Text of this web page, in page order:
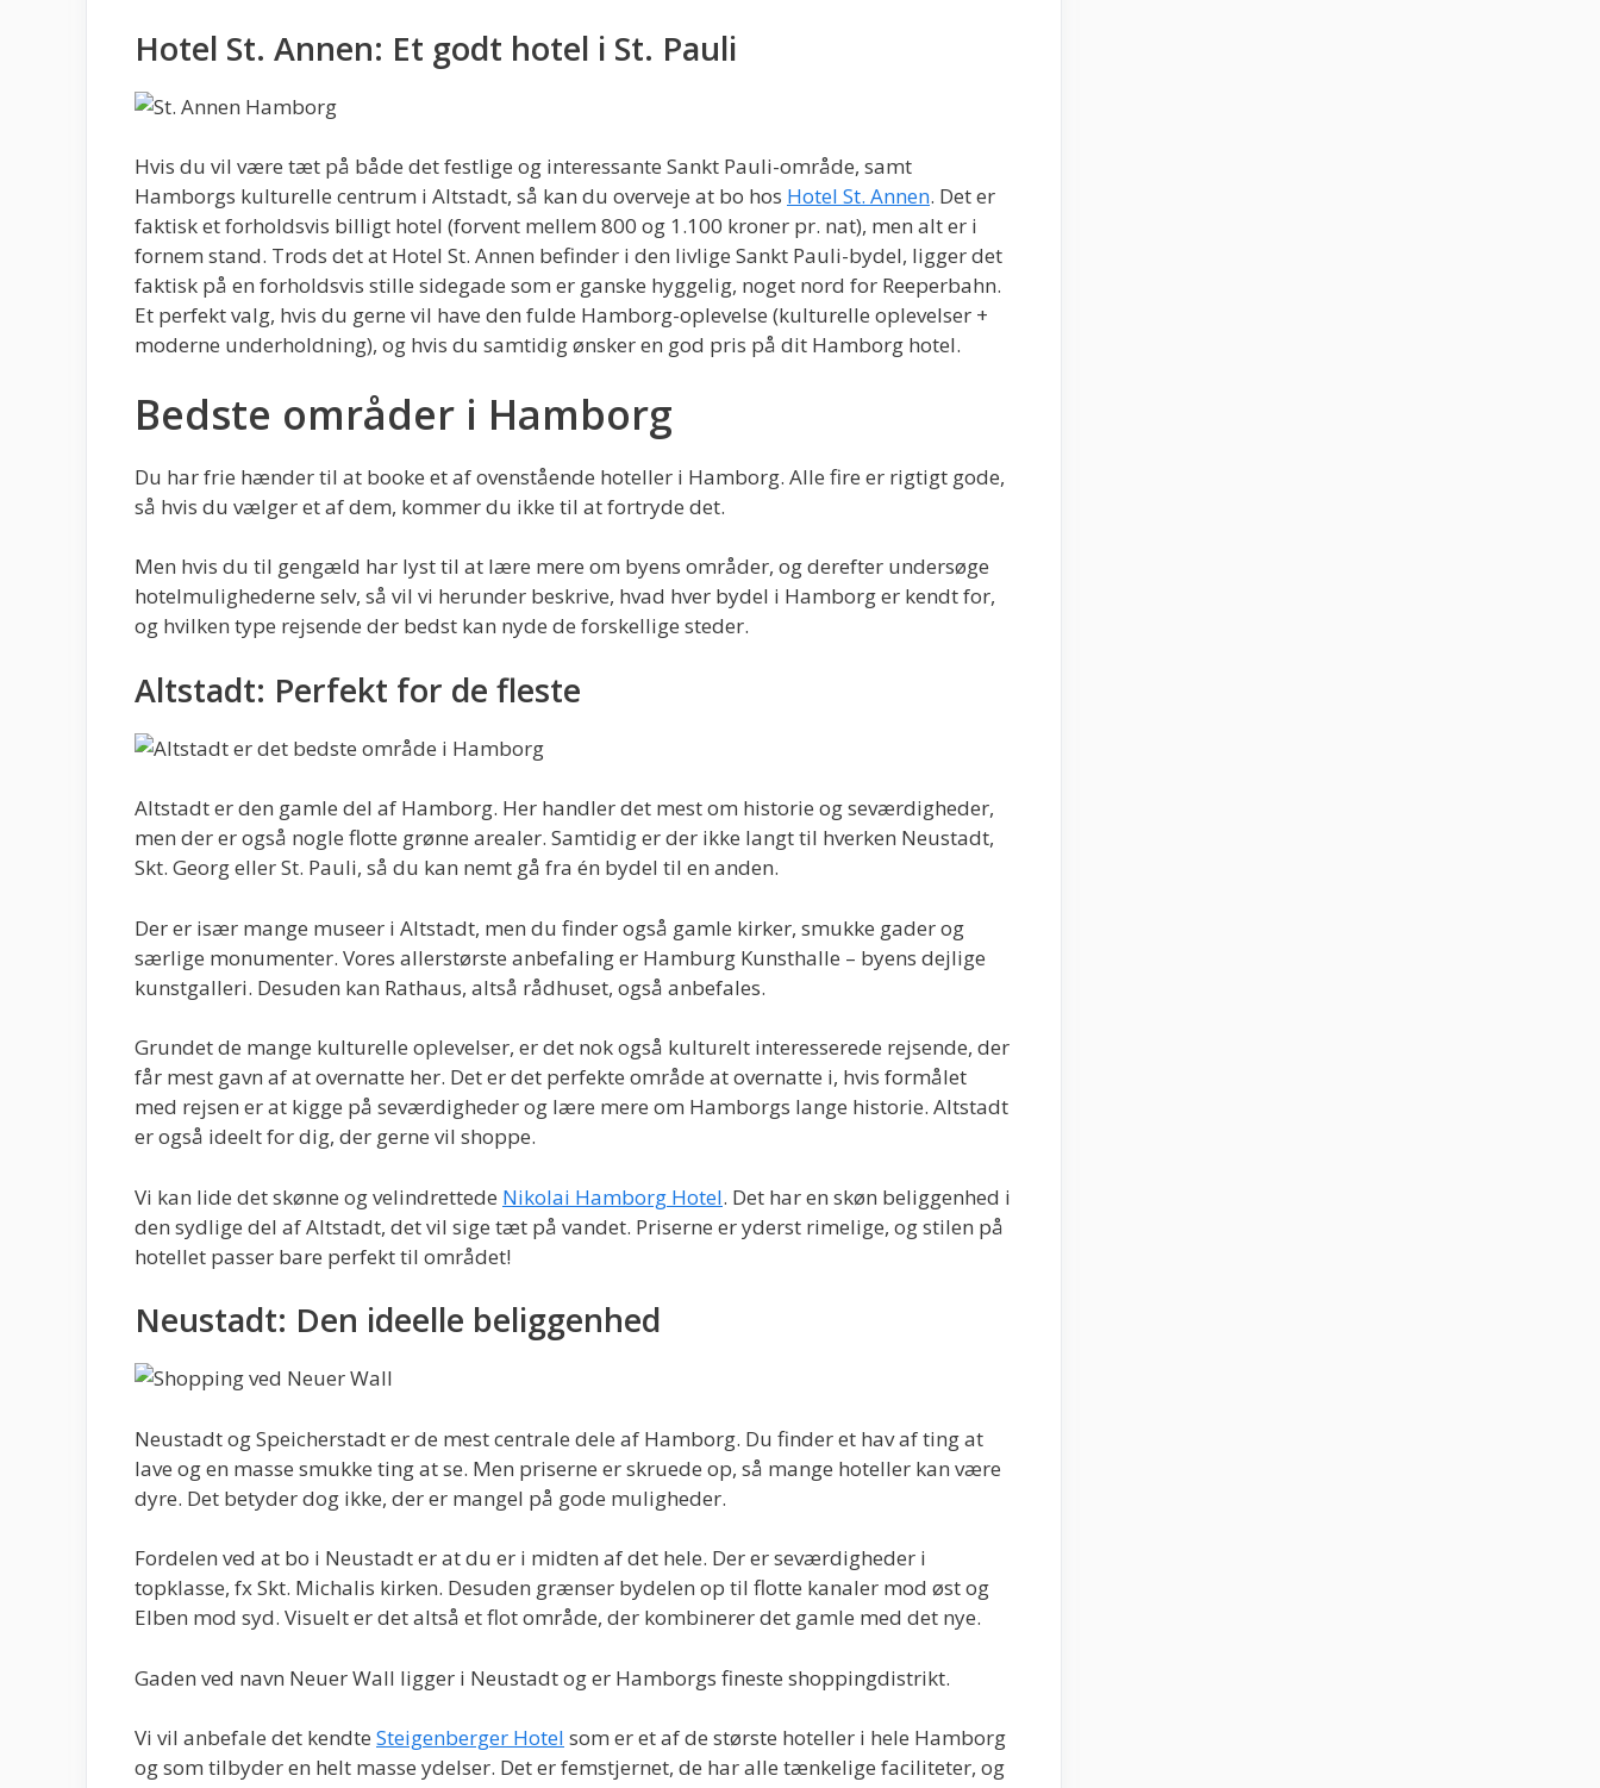
Hotel St. Annen: Et godt hotel i St. Pauli
Hvis du vil være tæt på både det festlige og interessante Sankt Pauli-område, samt
Hamborgs kulturelle centrum i Altstadt, så kan du overveje at bo hos Hotel St. Annen. Det er
faktisk et forholdsvis billigt hotel (forvent mellem 800 og 1.100 kroner pr. nat), men alt er i
fornem stand. Trods det at Hotel St. Annen befinder i den livlige Sankt Pauli-bydel, ligger det
faktisk på en forholdsvis stille sidegade som er ganske hyggelig, noget nord for Reeperbahn.
Et perfekt valg, hvis du gerne vil have den fulde Hamborg-oplevelse (kulturelle oplevelser +
moderne underholdning), og hvis du samtidig ønsker en god pris på dit Hamborg hotel.
Bedste områder i Hamborg
Du har frie hænder til at booke et af ovenstående hoteller i Hamborg. Alle fire er rigtigt gode,
så hvis du vælger et af dem, kommer du ikke til at fortryde det.
Men hvis du til gengæld har lyst til at lære mere om byens områder, og derefter undersøge
hotelmulighederne selv, så vil vi herunder beskrive, hvad hver bydel i Hamborg er kendt for,
og hvilken type rejsende der bedst kan nyde de forskellige steder.
Altstadt: Perfekt for de fleste
Altstadt er den gamle del af Hamborg. Her handler det mest om historie og seværdigheder,
men der er også nogle flotte grønne arealer. Samtidig er der ikke langt til hverken Neustadt,
Skt. Georg eller St. Pauli, så du kan nemt gå fra én bydel til en anden.
Der er især mange museer i Altstadt, men du finder også gamle kirker, smukke gader og
særlige monumenter. Vores allerstørste anbefaling er Hamburg Kunsthalle – byens dejlige
kunstgalleri. Desuden kan Rathaus, altså rådhuset, også anbefales.
Grundet de mange kulturelle oplevelser, er det nok også kulturelt interesserede rejsende, der
får mest gavn af at overnatte her. Det er det perfekte område at overnatte i, hvis formålet
med rejsen er at kigge på seværdigheder og lære mere om Hamborgs lange historie. Altstadt
er også ideelt for dig, der gerne vil shoppe.
Vi kan lide det skønne og velindrettede Nikolai Hamborg Hotel. Det har en skøn beliggenhed i
den sydlige del af Altstadt, det vil sige tæt på vandet. Priserne er yderst rimelige, og stilen på
hotellet passer bare perfekt til området!
Neustadt: Den ideelle beliggenhed
Neustadt og Speicherstadt er de mest centrale dele af Hamborg. Du finder et hav af ting at
lave og en masse smukke ting at se. Men priserne er skruede op, så mange hoteller kan være
dyre. Det betyder dog ikke, der er mangel på gode muligheder.
Fordelen ved at bo i Neustadt er at du er i midten af det hele. Der er seværdigheder i
topklasse, fx Skt. Michalis kirken. Desuden grænser bydelen op til flotte kanaler mod øst og
Elben mod syd. Visuelt er det altså et flot område, der kombinerer det gamle med det nye.
Gaden ved navn Neuer Wall ligger i Neustadt og er Hamborgs fineste shoppingdistrikt.
Vi vil anbefale det kendte Steigenberger Hotel som er et af de største hoteller i hele Hamborg
og som tilbyder en helt masse ydelser. Det er femstjernet, de har alle tænkelige faciliteter, og